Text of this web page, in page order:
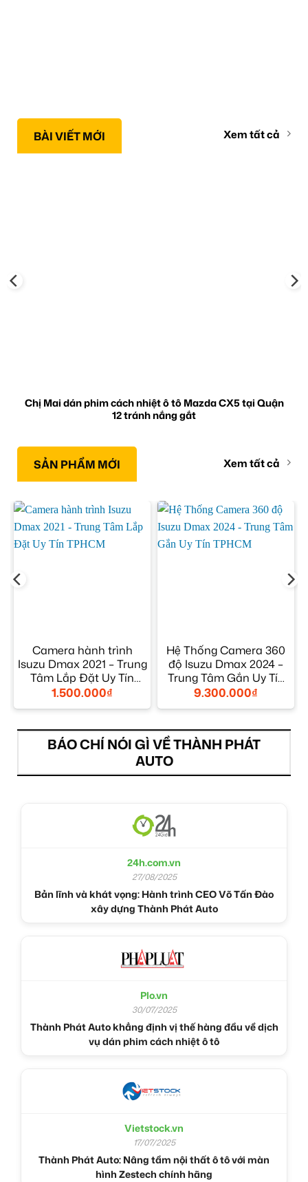
BÀI VIẾT MỚI Xem tất cả
Chị Mai dán phim cách nhiệt ô tô Mazda CX5 tại Quận
12 tránh nắng gắt
SẢN PHẨM MỚI Xem tất cả
Camera hành trình
Isuzu Dmax 2021 – Trung
Tâm Lắp Đặt Uy Tín
TPHCM
1.500.000₫
Hệ Thống Camera 360
độ Isuzu Dmax 2024 –
Trung Tâm Gắn Uy Tín
TPHCM
9.300.000₫
BÁO CHÍ NÓI GÌ VỀ THÀNH PHÁT
AUTO
24h.com.vn
27/08/2025
Bản lĩnh và khát vọng: Hành trình CEO Võ Tấn Đào
xây dựng Thành Phát Auto
Plo.vn
30/07/2025
Thành Phát Auto khẳng định vị thế hàng đầu về dịch
vụ dán phim cách nhiệt ô tô
Vietstock.vn
17/07/2025
Thành Phát Auto: Nâng tầm nội thất ô tô với màn
hình Zestech chính hãng